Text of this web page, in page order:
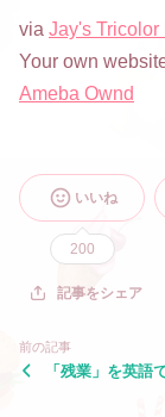
via Jay's Tricolor
Your own
Ameba Ownd
いいね
200
記事をシェア
前の記事
「残業」を英語